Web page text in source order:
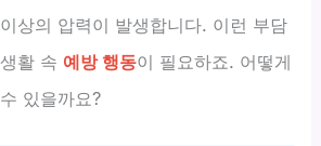
이상의 압력이 발생합니다. 이런 부담
활 속 예방 행동이 필요하죠. 어떻게
있을까요?